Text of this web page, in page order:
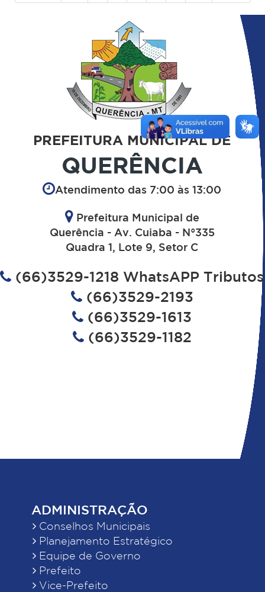
PREFEITURA MUNICIPAL DE
QUERÊNCIA
Atendimento das 7:00 às 13:00
Prefeitura Municipal de
Querência - Av. Cuiaba - N°335
Quadra 1, Lote 9, Setor C
(66)3529-1218 WhatsAPP Tributos
(66)3529-2193
(66)3529-1613
(66)3529-1182
ADMINISTRAÇÃO
Conselhos Municipais
Planejamento Estratégico
Equipe de Governo
Prefeito
Vice-Prefeito